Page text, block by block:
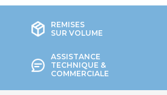
REMISES
SUR VOLUME
ASSISTANCE
TECHNIQUE &
COMMERCIALE